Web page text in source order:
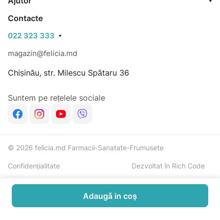
temperaturi intre 5-25 grade C, inchideti capacul dupa
folosire.
Contacte
022 323 333
magazin@felicia.md
Chișinău, str. Milescu Spătaru 36
Suntem pe rețelele sociale
© 2026 felicia.md Farmacii-Sanatate-Frumusete
Confidențialitate Dezvoltat în Rich Code
Adaugă in coş